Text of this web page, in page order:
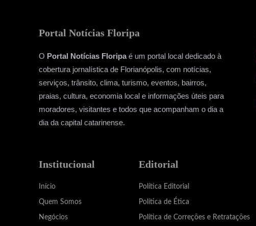
Portal Notícias Floripa
O Portal Notícias Floripaé um portal local dedicado à
cobertura jornalística de Florianópolis, com notícias,
serviços, trânsito, clima, turismo, eventos, bairros,
praias, cultura, economia local e informações úteis para
moradores, visitantes e todos que acompanham o dia a
dia da capital catarinense.
Institucional
Início
Quem Somos
Negócios
Editorial
Política Editorial
Política de Ética
Política de Correções e Retratações